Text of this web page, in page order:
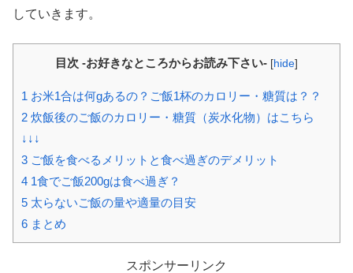
していきます。
目次 -お好きなところからお読み下さい- [hide]
1 お米1合は何gあるの？ご飯1杯のカロリー・糖質は？？
2 炊飯後のご飯のカロリー・糖質（炭水化物）はこちら
↓↓↓
3 ご飯を食べるメリットと食べ過ぎのデメリット
4 1食でご飯200gは食べ過ぎ？
5 太らないご飯の量や適量の目安
6 まとめ
スポンサーリンク